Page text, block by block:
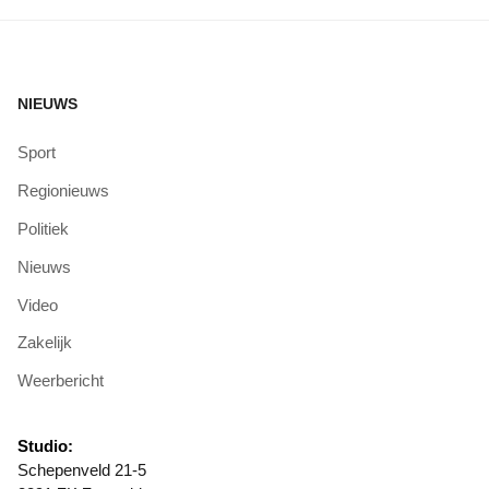
NIEUWS
Sport
Regionieuws
Politiek
Nieuws
Video
Zakelijk
Weerbericht
Studio:
Schepenveld 21-5